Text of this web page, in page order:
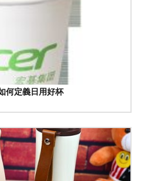
如何定義日用好杯